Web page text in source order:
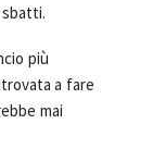
più
a fare
mai